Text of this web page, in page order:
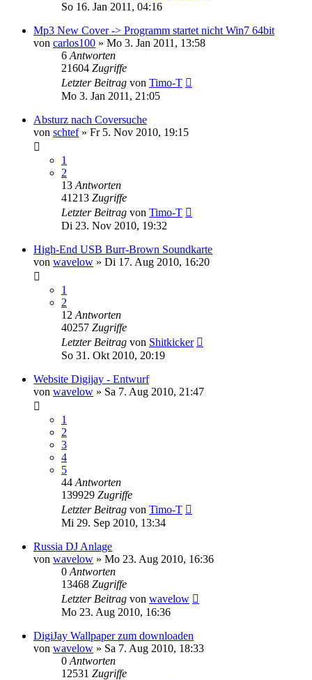
So 16. Jan 2011, 04:16
Mp3 New Cover -> Programm startet nicht Win7 64bit
von carlos100 » Mo 3. Jan 2011, 13:58
6 Antworten
21604 Zugriffe
Letzter Beitrag von Timo-T
Mo 3. Jan 2011, 21:05
Absturz nach Coversuche
von schtef» Fr 5. Nov 2010, 19:15
1
2
13 Antworten
41213 Zugriffe
Letzter Beitrag von Timo-T
Di 23. Nov 2010, 19:32
High-End USB Burr-Brown Soundkarte
von wavelow » Di 17. Aug 2010, 16:20
1
2
12 Antworten
40257 Zugriffe
Letzter Beitrag von Shitkicker
So 31. Okt 2010, 20:19
Website Digijay - Entwurf
von wavelow » Sa 7. Aug 2010, 21:47
1
2
3
4
5
44 Antworten
139929 Zugriffe
Letzter Beitrag von Timo-T
Mi 29. Sep 2010, 13:34
Russia DJ Anlage
von wavelow » Mo 23. Aug 2010, 16:36
0 Antworten
13468 Zugriffe
Letzter Beitrag von wavelow
Mo 23. Aug 2010, 16:36
DigiJay Wallpaper zum downloaden
von wavelow » Sa 7. Aug 2010, 18:33
0 Antworten
12531 Zugriffe